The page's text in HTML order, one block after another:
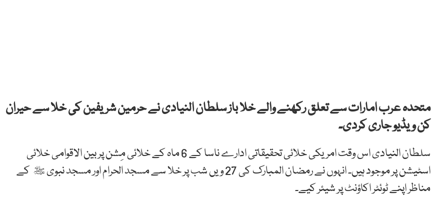
متحدہ عرب امارات سے تعلق رکھنے والے خلا باز سلطان النیادی نے حرمین شریفین کی خلا سے حیران
کن ویڈیو جاری کردی۔
سلطان النیادی اس وقت امریکی خلائی تحقیقاتی ادارے ناسا کے 6 ماہ کے خلائی مِشن پر بین الاقوامی خلائی
اسٹیشن پر موجود ہیں۔ انہوں نے رمضان المبارک کی 27 ویں شب پر خلا سے مسجد الحرام اور مسجد نبوی ﷺ کے
مناظر اپنے ٹوئٹر اکاؤنٹ پر شیئر کیے۔